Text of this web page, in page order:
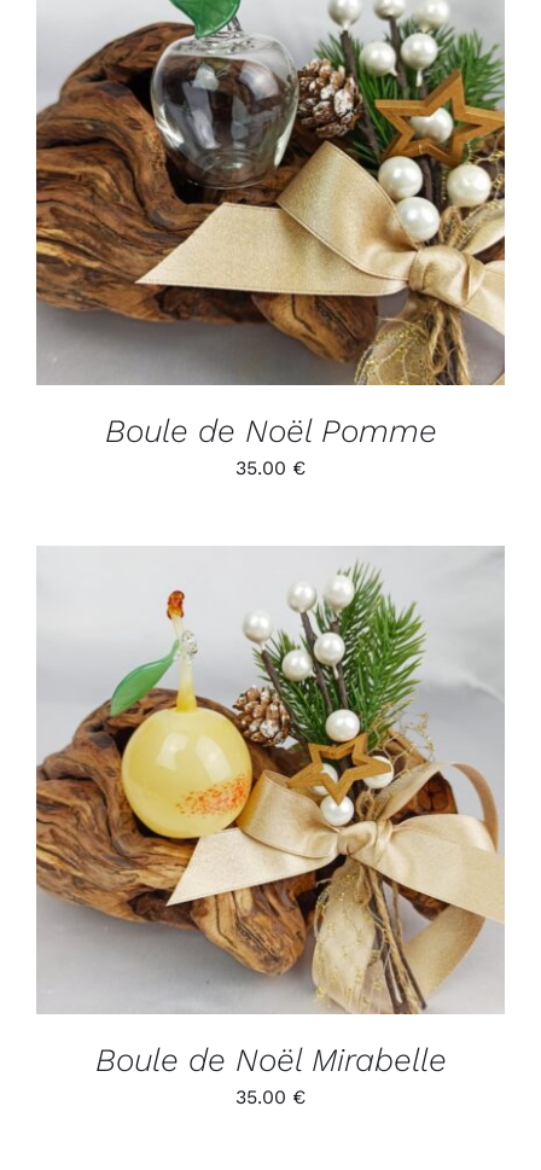
ADD TO CART
/
DÉTAILS
Boule de Noël Pomme
35.00 €
ADD TO CART
/
DÉTAILS
Boule de Noël Mirabelle
35.00 €